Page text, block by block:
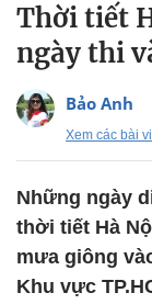
Thời tiết
ngày thi
Bảo Anh
Xem các bài
Những ngày
thời tiết Hà
mưa giông
Khu vực